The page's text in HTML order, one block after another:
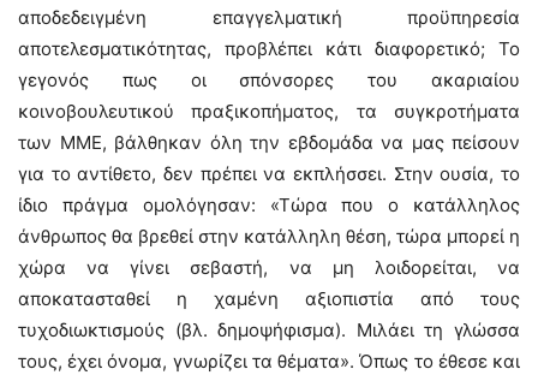
αποδεδειγμένη επαγγελματική προϋπηρεσία
αποτελεσματικότητας, προβλέπει κάτι διαφορετικό; Το
γεγονός πως οι σπόνσορες του ακαριαίου
κοινοβουλευτικού πραξικοπήματος, τα συγκροτήματα
των ΜΜΕ, βάλθηκαν όλη την εβδομάδα να μας πείσουν
για το αντίθετο, δεν πρέπει να εκπλήσσει. Στην ουσία, το
ίδιο πράγμα ομολόγησαν: «Τώρα που ο κατάλληλος
άνθρωπος θα βρεθεί στην κατάλληλη θέση, τώρα μπορεί η
χώρα να γίνει σεβαστή, να μη λοιδορείται, να
αποκατασταθεί η χαμένη αξιοπιστία από τους
τυχοδιωκτισμούς (βλ. δημοψήφισμα). Μιλάει τη γλώσσα
τους, έχει όνομα, γνωρίζει τα θέματα». Όπως το έθεσε και